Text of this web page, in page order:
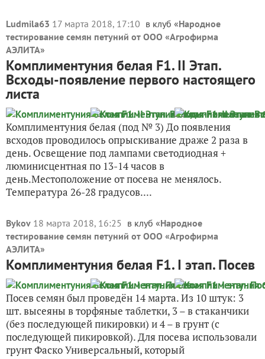
Ludmila63 17 марта 2018, 17:10 в клуб «Народное
тестирование семян петуний от ООО «Агрофирма
АЭЛИТА»
Комплиментуния белая F1. II Этап.
Всходы-появление первого настоящего
листа
Комплиментуния белая (под № 3) До появления
всходов проводилось опрыскивание драже 2 раза в
день. Освещение под лампами светодиодная +
люминисцентная по 13-14 часов в
день.Местоположение от посева не менялось.
Температура 26-28 градусов....
Bykov 18 марта 2018, 16:25 в клуб «Народное
тестирование семян петуний от ООО «Агрофирма
АЭЛИТА»
Комплиментуния белая F1. I этап. Посев
Посев семян был проведён 14 марта. Из 10 штук: 3
шт. высеяны в торфяные таблетки, 3 – в стаканчики
(без последующей пикировки) и 4 – в грунт (с
последующей пикировкой). Для посева использовали
грунт Фаско Универсальный, который